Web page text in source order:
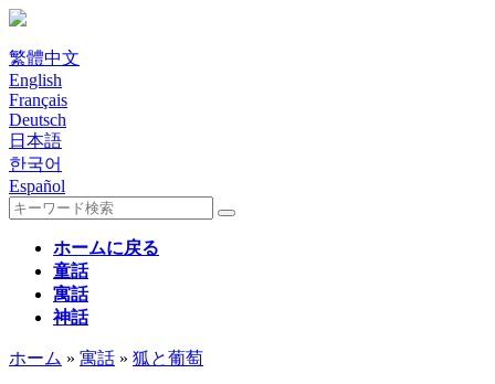
繁體中文
English
Français
Deutsch
日本語
한국어
Español
ホームに戻る
童話
寓話
神話
ホーム » 寓話 » 狐と葡萄